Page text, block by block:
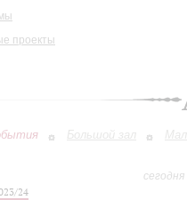
проекты
Большой зал
24